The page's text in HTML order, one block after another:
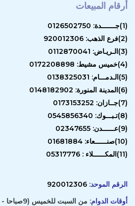
أرقام المبيعات
(1)جـــــــدة: 0126502750
(2)فرع الذهب: 920012306
(3)الـريـاض: 0112870041
(4)خميس مشيط: 0172208898
(5)الـدمـــام: 0138325031
(6)المدينة المنورة: 0148182902
(7)جــازان: 0173153252
(8)تـبـــوك: 0545856340
(9)عــــــدن: 02347655
(10)صنــــــعاء: 01681884
(11)المكــــــلاء : 05317776
الرقم الموحد:
920012306
أوقات الدوام: من السبت للخميس (9صباحا - 1ظهراً) (5عصراً - 9مساءً)